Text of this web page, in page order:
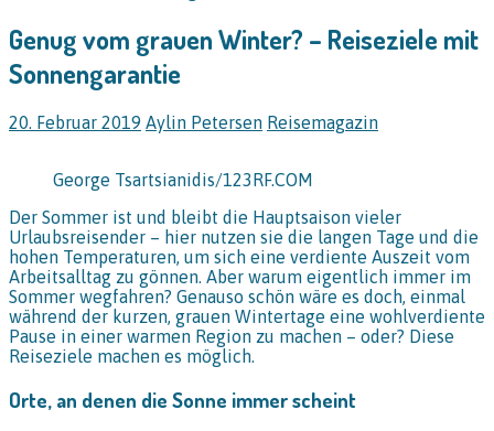
Genug vom grauen Winter? – Reiseziele mit
Sonnengarantie
20. Februar 2019 Aylin Petersen Reisemagazin
George Tsartsianidis/123RF.COM
Der Sommer ist und bleibt die Hauptsaison vieler
Urlaubsreisender – hier nutzen sie die langen Tage und die
hohen Temperaturen, um sich eine verdiente Auszeit vom
Arbeitsalltag zu gönnen. Aber warum eigentlich immer im
Sommer wegfahren? Genauso schön wäre es doch, einmal
während der kurzen, grauen Wintertage eine wohlverdiente
Pause in einer warmen Region zu machen – oder? Diese
Reiseziele machen es möglich.
Orte, an denen die Sonne immer scheint